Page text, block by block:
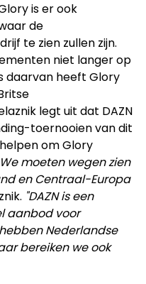
is er ook
de
te zien zullen zijn.
niet langer op
daarvan heeft Glory
legt uit dat DAZN
toernooien van dit
om Glory
We moeten wegen zien
en Centraal-Europa
"DAZN is een
aanbod voor
Nederlandse
bereiken we ook